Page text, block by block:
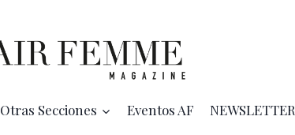
Otras Secciones Eventos AF NEWSLETTER